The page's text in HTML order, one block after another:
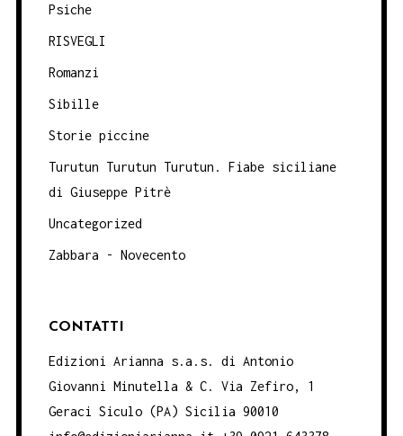
Psiche
RISVEGLI
Romanzi
Sibille
Storie piccine
Turutun Turutun Turutun. Fiabe siciliane
di Giuseppe Pitrè
Uncategorized
Zabbara - Novecento
CONTATTI
Edizioni Arianna s.a.s. di Antonio
Giovanni Minutella & C. Via Zefiro, 1
Geraci Siculo (PA) Sicilia 90010